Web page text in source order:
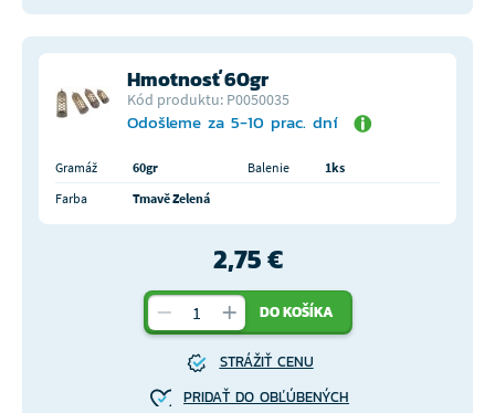
Hmotnosť 60gr
Kód produktu: P0050035
Odošleme za 5-10 prac. dní
Gramáž 60gr Balenie
1ks
Farba
Tmavě Zelená
2,75 €
DO KOŠÍKA
STRÁŽIŤ CENU
PRIDAŤ DO OBĽÚBENÝCH